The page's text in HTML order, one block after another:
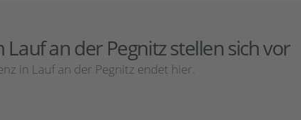
an der Pegnitz stellen sich vor
in Lauf an der Pegnitz endet hier.